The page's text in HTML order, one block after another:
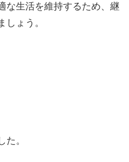
な生活を維持するため、継
しょう。
た。